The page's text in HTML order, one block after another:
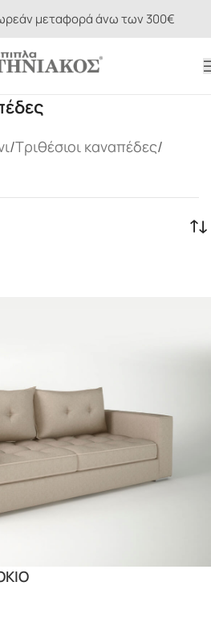
μεταφορά άνω των 300€
Τριθέσιοι καναπέδες